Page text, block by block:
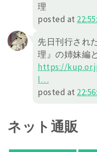
理
posted at
先日刊行され
理』の姉妹編
https://
l…
posted at
ネット通販